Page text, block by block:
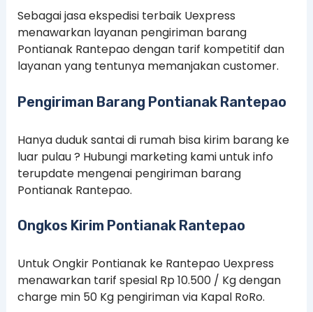
Sebagai jasa ekspedisi terbaik Uexpress
menawarkan layanan pengiriman barang
Pontianak Rantepao dengan tarif kompetitif dan
layanan yang tentunya memanjakan customer.
Pengiriman Barang Pontianak Rantepao
Hanya duduk santai di rumah bisa kirim barang ke
luar pulau ? Hubungi marketing kami untuk info
terupdate mengenai pengiriman barang
Pontianak Rantepao.
Ongkos Kirim Pontianak Rantepao
Untuk Ongkir Pontianak ke Rantepao Uexpress
menawarkan tarif spesial Rp 10.500 / Kg dengan
charge min 50 Kg pengiriman via Kapal RoRo.